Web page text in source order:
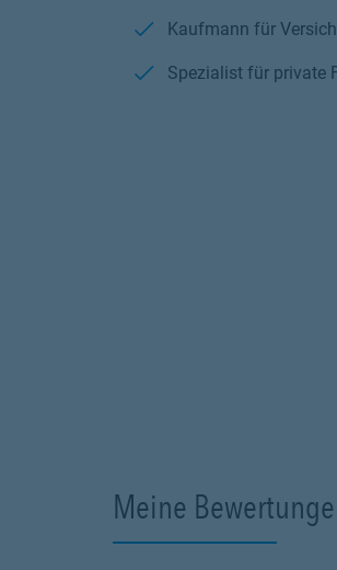
Kaufmann für
Spezialist für private
Meine